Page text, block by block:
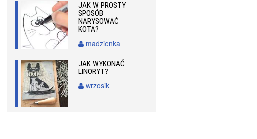
JAK W PROSTY
SPOSÓB
NARYSOWAĆ
KOTA?
madzienka
JAK WYKONAĆ
LINORYT?
wrzosik